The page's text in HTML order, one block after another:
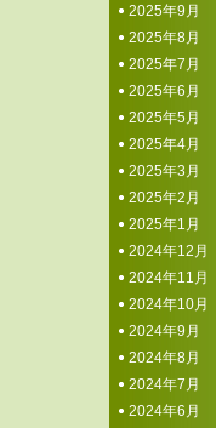
2025年9月
2025年8月
2025年7月
2025年6月
2025年5月
2025年4月
2025年3月
2025年2月
2025年1月
2024年12月
2024年11月
2024年10月
2024年9月
2024年8月
2024年7月
2024年6月